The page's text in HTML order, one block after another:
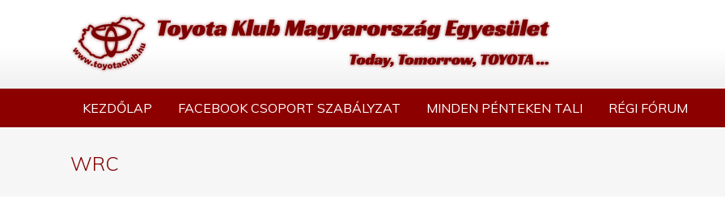
KEZDŐLAP FACEBOOK CSOPORT SZABÁLYZAT MINDEN PÉNTEKEN TALI RÉGI FÓRUM
WRC